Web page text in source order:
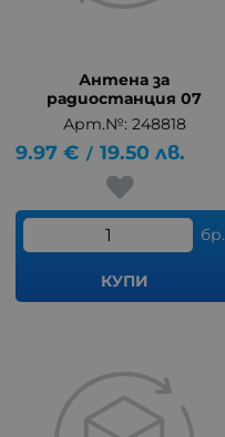
Антена за
радиостанция 07
Арт.№: 248818
9.97 € / 19.50 лв.
бр.
КУПИ